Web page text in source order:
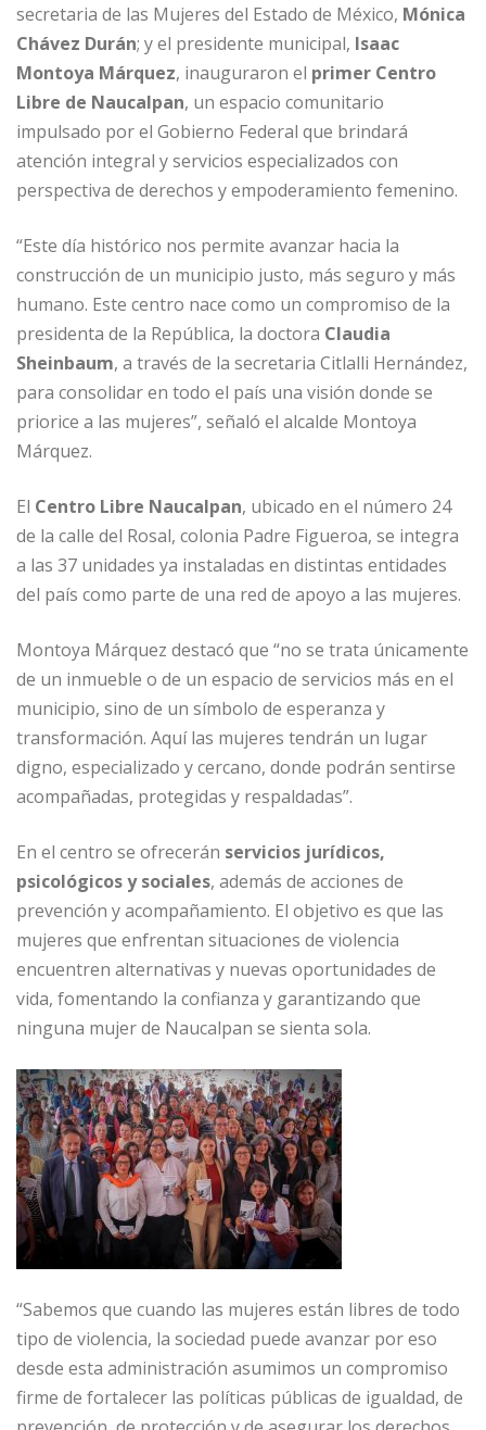
secretaria de las Mujeres del Estado de México, Mónica
Chávez Durán; y el presidente municipal, Isaac
Montoya Márquez, inauguraron el primer Centro
Libre de Naucalpan, un espacio comunitario
impulsado por el Gobierno Federal que brindará
atención integral y servicios especializados con
perspectiva de derechos y empoderamiento femenino.
“Este día histórico nos permite avanzar hacia la
construcción de un municipio justo, más seguro y más
humano. Este centro nace como un compromiso de la
presidenta de la República, la doctora Claudia
Sheinbaum, a través de la secretaria Citlalli Hernández,
para consolidar en todo el país una visión donde se
priorice a las mujeres”, señaló el alcalde Montoya
Márquez.
El Centro Libre Naucalpan, ubicado en el número 24
de la calle del Rosal, colonia Padre Figueroa, se integra
a las 37 unidades ya instaladas en distintas entidades
del país como parte de una red de apoyo a las mujeres.
Montoya Márquez destacó que “no se trata únicamente
de un inmueble o de un espacio de servicios más en el
municipio, sino de un símbolo de esperanza y
transformación. Aquí las mujeres tendrán un lugar
digno, especializado y cercano, donde podrán sentirse
acompañadas, protegidas y respaldadas”.
En el centro se ofrecerán servicios jurídicos,
psicológicos y sociales, además de acciones de
prevención y acompañamiento. El objetivo es que las
mujeres que enfrentan situaciones de violencia
encuentren alternativas y nuevas oportunidades de
vida, fomentando la confianza y garantizando que
ninguna mujer de Naucalpan se sienta sola.
“Sabemos que cuando las mujeres están libres de todo
tipo de violencia, la sociedad puede avanzar por eso
desde esta administración asumimos un compromiso
firme de fortalecer las políticas públicas de igualdad, de